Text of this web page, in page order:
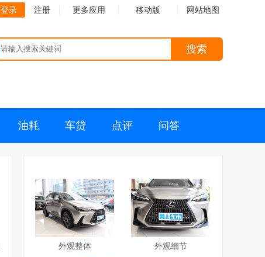
登录 注册 更多应用 移动版 网站地图
搜索
油耗 车贷 点评 问答
外观整体 外观细节